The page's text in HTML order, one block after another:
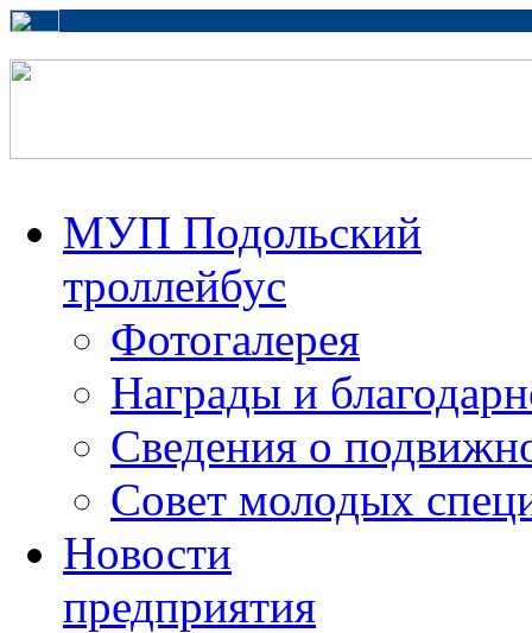
МУП Подольский
троллейбус
Фотогалерея
Награды и
Сведения о
Совет молодых
Новости
предприятия